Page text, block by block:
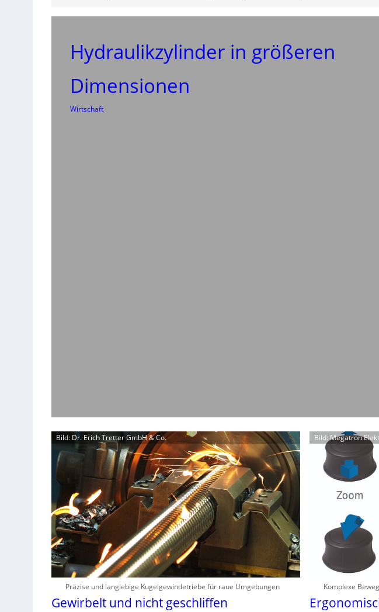
Hydraulikzylinder in größeren
Dimensionen
Wirtschaft
Bild: Dr. Erich Tretter GmbH & Co.
Präzise und langlebige Kugelgewindetriebe für raue Umgebungen
Gewirbelt und nicht geschliffen
Bild: Megatron
Komplexe